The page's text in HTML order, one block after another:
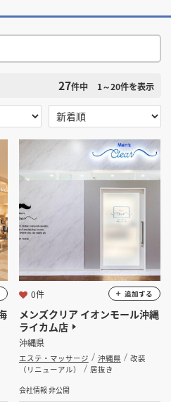
工会社様へ
ご検討中の方へ
検索条件をクリア
選択する
選択する
ます。
27件中 1～20件を表示
メンズクリア イオンモール沖縄
ライカム店
沖縄県
エステ・マッサージ 沖縄県
改装
（リニューアル）
居抜き
会社情報 非公開
0件 追加する